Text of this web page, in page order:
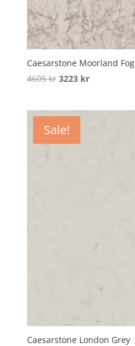
Caesarstone Moorland Fog
4605kr Original
4605 kr.
3223 krCurrent
Sale!
Caesarstone London Grey